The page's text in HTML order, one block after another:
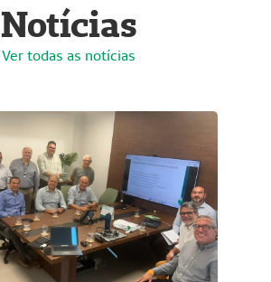
Notícias
Ver todas as notícias